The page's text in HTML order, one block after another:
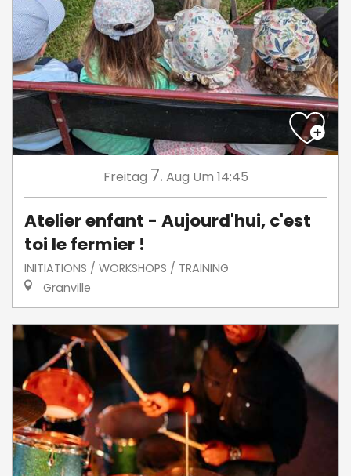
Freitag 7. Aug Um 14:45
Atelier enfant - Aujourd'hui, c'est
toi le fermier !
INITIATIONS / WORKSHOPS / TRAINING
Granville